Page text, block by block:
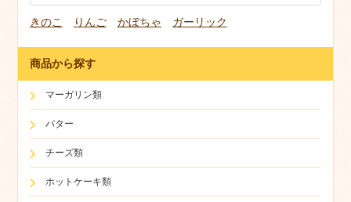
きのこ りんご かぼちゃ ガーリック
商品から探す
マーガリン類
バター
チーズ類
ホットケーキ類